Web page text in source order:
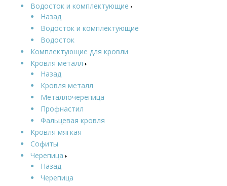
Водосток и комплектующие
Назад
Водосток и комплектующие
Водосток
Комплектующие для кровли
Кровля металл
Назад
Кровля металл
Металлочерепица
Профнастил
Фальцевая кровля
Кровля мягкая
Софиты
Черепица
Назад
Черепица